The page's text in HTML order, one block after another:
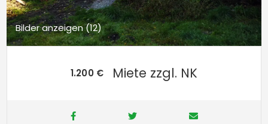
Bilder anzeigen (12)
1.200 € Miete zzgl. NK